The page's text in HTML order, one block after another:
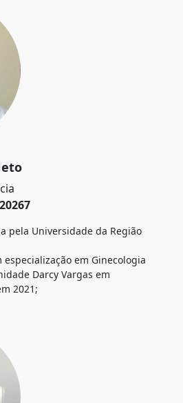
pela Universidade da Região
especialização em Ginecologia
Darcy Vargas em
2021;